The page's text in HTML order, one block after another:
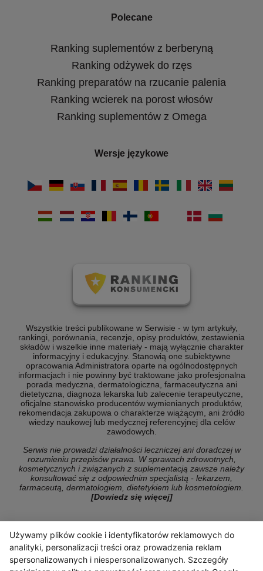
Polecane
Ranking suplementów z berberyną
Ranking odżywek do rzęs
Ranking preparatów na rzucanie palenia
Ranking wcierek na porost włosów
Ranking suplementów z Omega
Wersje językowe
Wszystkie treści publikowane w Serwisie - w tym artykuły,
rankingi, porównania, recenzje, opisy produktów, zestawienia
składów i wszelkie inne materiały - mają wyłącznie charakter
informacyjny i edukacyjny. Stanowią one subiektywne
opracowania Administratora oparte na ogólnodostępnych
informacjach i nie powinny być traktowane jako profesjonalna
porada medyczna, dermatologiczna, farmaceutyczna ani
dietetyczna, diagnoza lekarska lub zalecenie terapeutyczne,
oficjalne stanowisko producentów wymienianych produktów,
rekomendacja zakupowa o charakterze wiążącym, ani źródło
wiedzy naukowej lub medycznej referencyjnej dla celów
zawodowych.
Serwis nie prowadzi działalności leczniczej ani doradczej w
rozumieniu przepisów prawa. W sprawach zdrowotnych,
kosmetycznych i związanych z suplementacją zawsze należy
konsultować się z odpowiednim specjalistą - lekarzem,
farmaceutą, dermatologiem, dietetykiem lub kosmetologiem.
[Dowiedz się więcej]
© Copyright 2026 ranking-konsumencki.pl
Używamy plików cookie i identyfikatorów reklamowych do
analityki, personalizacji treści oraz prowadzenia reklam
spersonalizowanych i niespersonalizowanych. Szczegóły